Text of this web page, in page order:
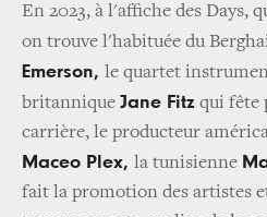
En 2023, à l'affiche des Days,
on trouve l'habituée du
Emerson, le quartet
britannique Jane Fitz qui fête
carrière, le producteur
Maceo Plex, la tunisienne
fait la promotion des artistes